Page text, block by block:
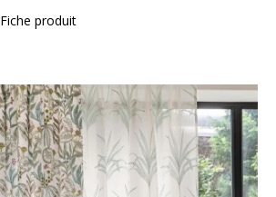
Fiche produit